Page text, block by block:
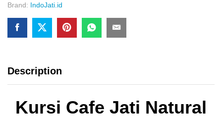
Brand: IndoJati.id
Description
Kursi Cafe Jati Natural